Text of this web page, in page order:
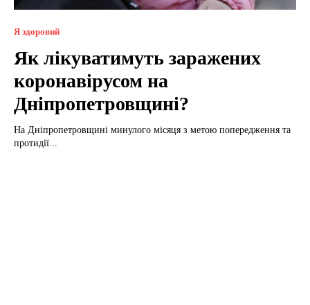
Я здоровий
Як лікуватимуть заражених
коронавірусом на
Дніпропетровщині?
На Дніпропетровщині минулого місяця з метою попередження та
протидії...